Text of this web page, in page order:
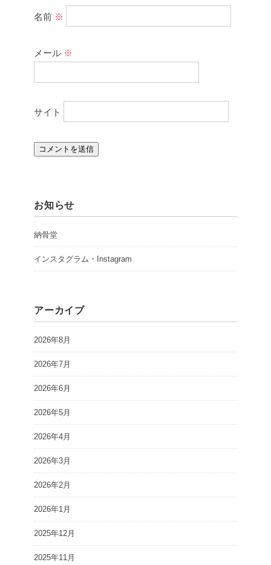
名前 ※
メール ※
サイト
お知らせ
納骨堂
インスタグラム・Instagram
アーカイブ
2026年8月
2026年7月
2026年6月
2026年5月
2026年4月
2026年3月
2026年2月
2026年1月
2025年12月
2025年11月